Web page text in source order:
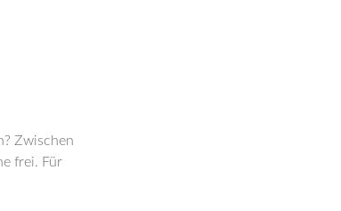
Zwischen
frei. Für